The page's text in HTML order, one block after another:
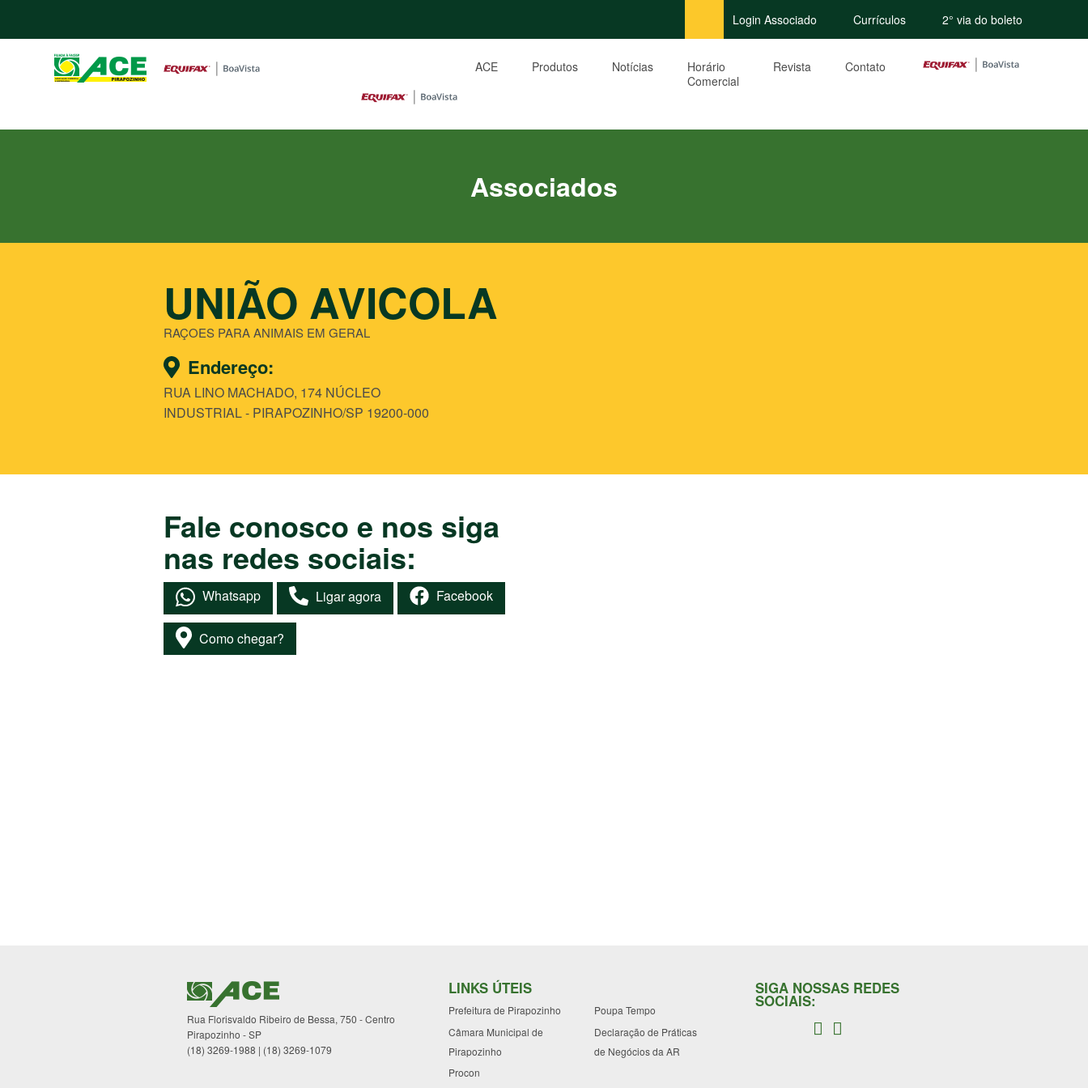
Login Associado Currículos 2° via do boleto
ACE Produtos Notícias
Horário
Comercial
Revista Contato
Associados
UNIÃO AVICOLA
RAÇOES PARA ANIMAIS EM GERAL
Endereço:
RUA LINO MACHADO, 174 NÚCLEO
INDUSTRIAL - PIRAPOZINHO/SP 19200-000
Fale conosco e nos siga
nas redes sociais:
Whatsapp Ligar agora Facebook
Como chegar?
Rua Florisvaldo Ribeiro de Bessa, 750 - Centro
Pirapozinho - SP
(18) 3269-1988 | (18) 3269-1079
LINKS ÚTEIS
Prefeitura de Pirapozinho
Câmara Municipal de
Pirapozinho
Procon
Poupa Tempo
Declaração de Práticas
de Negócios da AR
SIGA NOSSAS REDES
SOCIAIS: